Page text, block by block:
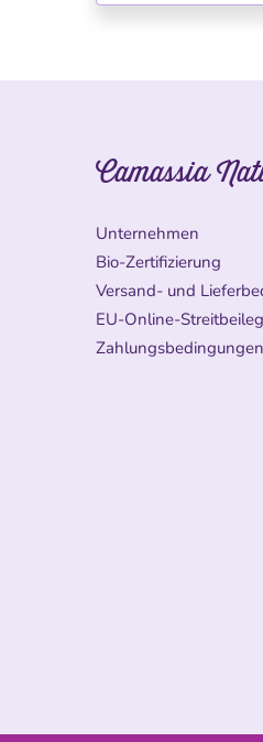
Camassia
Unternehmen
Bio-Zertifizierung
Versand- und
EU-Online-
Zahlungsbedingungen